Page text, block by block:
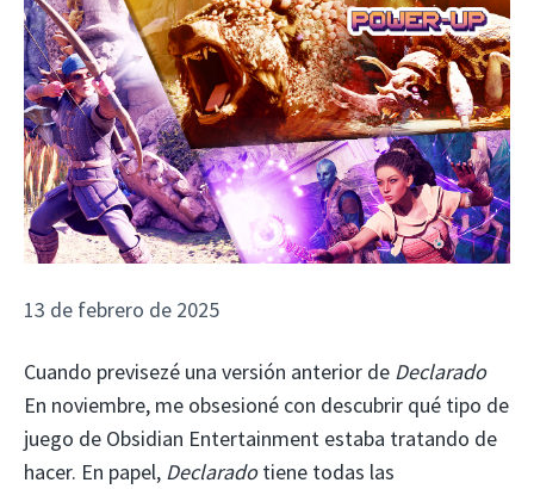
13 de febrero de 2025
Cuando previsezé una versión anterior de Declarado
En noviembre, me obsesioné con descubrir qué tipo de
juego de Obsidian Entertainment estaba tratando de
hacer. En papel, Declaradotiene todas las